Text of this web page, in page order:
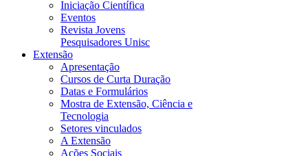
Iniciação Científica
Eventos
Revista Jovens
Pesquisadores Unisc
Extensão
Apresentação
Cursos de Curta Duração
Datas e Formulários
Mostra de Extensão, Ciência e
Tecnologia
Setores vinculados
A Extensão
Ações Sociais